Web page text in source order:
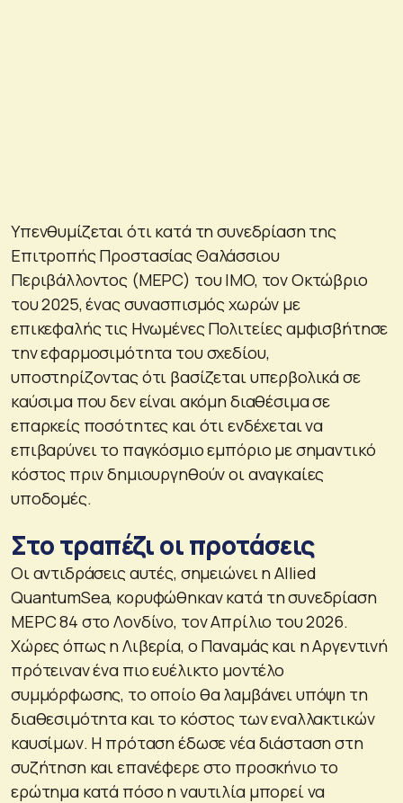
Υπενθυμίζεται ότι κατά τη συνεδρίαση της
Επιτροπής Προστασίας Θαλάσσιου
Περιβάλλοντος (MEPC) του IMO, τον Οκτώβριο
του 2025, ένας συνασπισμός χωρών με
επικεφαλής τις Ηνωμένες Πολιτείες αμφισβήτησε
την εφαρμοσιμότητα του σχεδίου,
υποστηρίζοντας ότι βασίζεται υπερβολικά σε
καύσιμα που δεν είναι ακόμη διαθέσιμα σε
επαρκείς ποσότητες και ότι ενδέχεται να
επιβαρύνει το παγκόσμιο εμπόριο με σημαντικό
κόστος πριν δημιουργηθούν οι αναγκαίες
υποδομές.
Στο τραπέζι οι προτάσεις
Οι αντιδράσεις αυτές, σημειώνει η Allied
QuantumSea, κορυφώθηκαν κατά τη συνεδρίαση
MEPC 84 στο Λονδίνο, τον Απρίλιο του 2026.
Χώρες όπως η Λιβερία, ο Παναμάς και η Αργεντινή
πρότειναν ένα πιο ευέλικτο μοντέλο
συμμόρφωσης, το οποίο θα λαμβάνει υπόψη τη
διαθεσιμότητα και το κόστος των εναλλακτικών
καυσίμων. Η πρόταση έδωσε νέα διάσταση στη
συζήτηση και επανέφερε στο προσκήνιο το
ερώτημα κατά πόσο η ναυτιλία μπορεί να